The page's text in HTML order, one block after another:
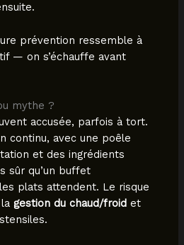
prévention ressemble à
— on s’échauffe avant
mythe ?
accusée, parfois à tort.
continu, avec une poêle
et des ingrédients
sûr qu’un buffet
plats attendent. Le risque
gestion du chaud/froidet